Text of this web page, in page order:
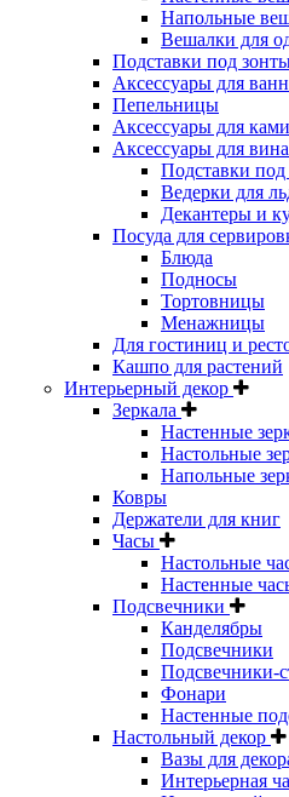
Напольные
Вешалки для
Подставки под
Аксессуары для
Пепельницы
Аксессуары для
Аксессуары для вина
Подставки
Ведерки для
Декантеры и
Посуда для
Блюда
Подносы
Тортовницы
Менажницы
Для гостиниц и
Кашпо для растений
Интерьерный декор
Зеркала
Настенные
Настольные
Напольные
Ковры
Держатели для книг
Часы
Настольные
Настенные
Подсвечники
Канделябры
Подсвечники
Подсвечники-
Фонари
Настенные
Настольный декор
Вазы для
Интерьерная